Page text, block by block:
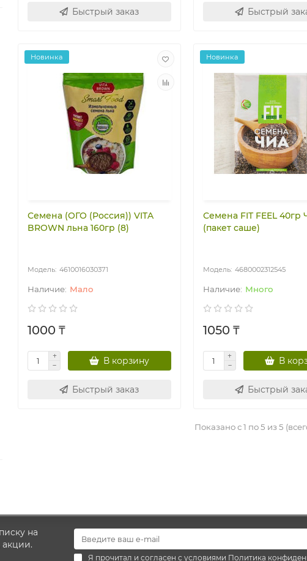
Быстрый заказ Быстрый
Новинка
Семена (ОГО (Россия)) VITA
BROWN льна 160гр (8)
4610016030371
Мало
1000 ₸
В корзину
Быстрый заказ
Новинка
Семена FIT FEEL 40гр
(пакет саше)
4680002312545
Много
1050 ₸
В
Быстрый
Показано с 1 по 5 из 5
на
Я прочитал и согласен с условиями Политика